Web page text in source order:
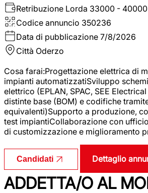
Retribuzione Lorda 33000 - 40000
Codice annuncio 350236
Data di pubblicazione 7/8/2026
Città Oderzo
Cosa farai:Progettazione elettrica di
impianti automatizzatiSviluppo
elettrico (EPLAN, SPAC, SEE
distinte base (BOM) e codifiche
equivalenti)Supporto a produzione,
test impiantiCollaborazione con
di customizzazione e miglioramento
Candidati Dettaglio
ADDETTA/O AL